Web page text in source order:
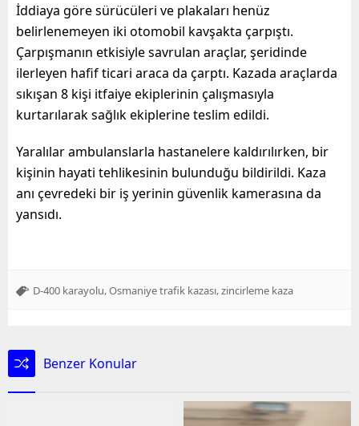
İddiaya göre sürücüleri ve plakaları henüz
belirlenemeyen iki otomobil kavşakta çarpıştı.
Çarpışmanın etkisiyle savrulan araçlar, şeridinde
ilerleyen hafif ticari araca da çarptı. Kazada araçlarda
sıkışan 8 kişi itfaiye ekiplerinin çalışmasıyla
kurtarılarak sağlık ekiplerine teslim edildi.
Yaralılar ambulanslarla hastanelere kaldırılırken, bir
kişinin hayati tehlikesinin bulunduğu bildirildi. Kaza
anı çevredeki bir iş yerinin güvenlik kamerasına da
yansıdı.
D-400 karayolu Osmaniye trafik kazası zincirleme kaza
Benzer Konular